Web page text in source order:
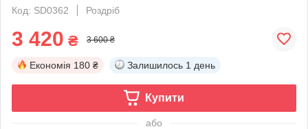
Код: SD0362
Роздріб
3 420 ₴ 3 600 ₴
Економія 180 ₴ Залишилось 1 день
Купити
або